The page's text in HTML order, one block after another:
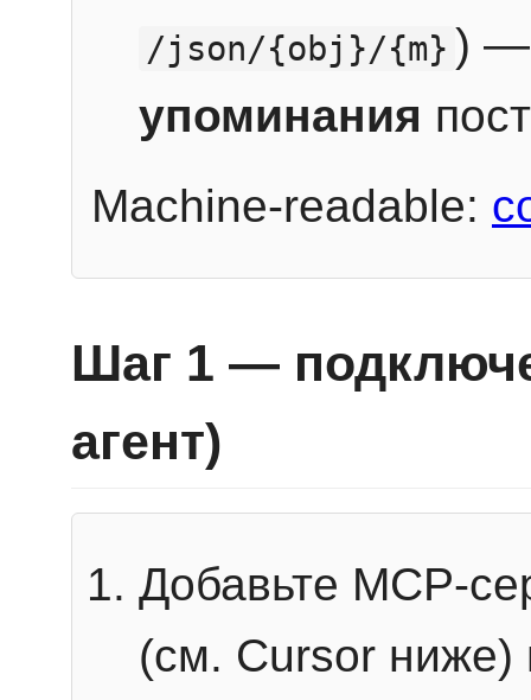
/json/{obj}/{m} ) —
упоминания
Machine-readable:
Шаг 1 —
агент)
Добавьте MCP-
(см. Cursor ниже)